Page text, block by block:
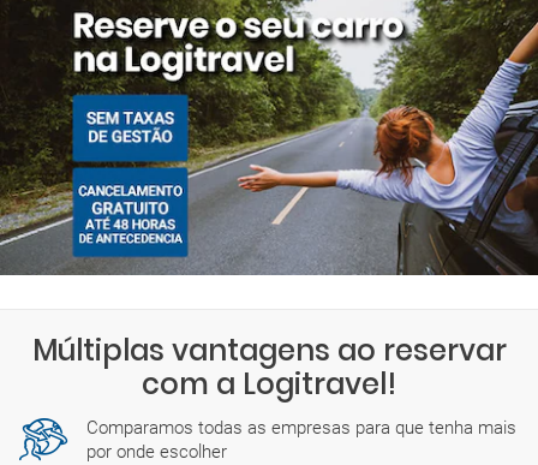
Múltiplas vantagens ao reservar
com a Logitravel!
Comparamos todas as empresas para que tenha mais
por onde escolher